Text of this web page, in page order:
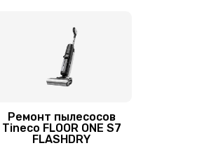
Ремонт пылесосов
Tineco FLOOR ONE S7
FLASHDRY